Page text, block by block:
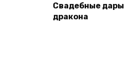
Свадебные дары
дракона